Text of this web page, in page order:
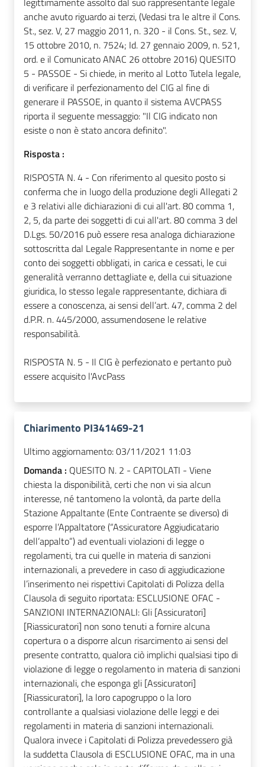
anche avuto riguardo ai terzi, (Vedasi tra le altre il Cons.
St., sez. V, 27 maggio 2011, n. 320 - il Cons. St., sez. V,
15 ottobre 2010, n. 7524; Id. 27 gennaio 2009, n. 521,
ord. e il Comunicato ANAC 26 ottobre 2016) QUESITO
5 - PASSOE - Si chiede, in merito al Lotto Tutela legale,
di verificare il perfezionamento del CIG al fine di
generare il PASSOE, in quanto il sistema AVCPASS
riporta il seguente messaggio: "Il CIG indicato non
esiste o non è stato ancora definito".
Risposta :
RISPOSTA N. 4 - Con riferimento al quesito posto si
conferma che in luogo della produzione degli Allegati 2
e 3 relativi alle dichiarazioni di cui all'art. 80 comma 1,
2, 5, da parte dei soggetti di cui all'art. 80 comma 3 del
D.Lgs. 50/2016 può essere resa analoga dichiarazione
sottoscritta dal Legale Rappresentante in nome e per
conto dei soggetti obbligati, in carica e cessati, le cui
generalità verranno dettagliate e, della cui situazione
giuridica, lo stesso legale rappresentante, dichiara di
essere a conoscenza, ai sensi dell’art. 47, comma 2 del
d.P.R. n. 445/2000, assumendosene le relative
responsabilità.
RISPOSTA N. 5 - Il CIG è perfezionato e pertanto può
essere acquisito l'AvcPass
Chiarimento PI341469-21
Ultimo aggiornamento:03/11/2021 11:03
Domanda : QUESITO N. 2 - CAPITOLATI - Viene
chiesta la disponibilità, certi che non vi sia alcun
interesse, né tantomeno la volontà, da parte della
Stazione Appaltante (Ente Contraente se diverso) di
esporre l’Appaltatore (“Assicuratore Aggiudicatario
dell’appalto”) ad eventuali violazioni di legge o
regolamenti, tra cui quelle in materia di sanzioni
internazionali, a prevedere in caso di aggiudicazione
l’inserimento nei rispettivi Capitolati di Polizza della
Clausola di seguito riportata: ESCLUSIONE OFAC -
SANZIONI INTERNAZIONALI: Gli [Assicuratori]
[Riassicuratori] non sono tenuti a fornire alcuna
copertura o a disporre alcun risarcimento ai sensi del
presente contratto, qualora ciò implichi qualsiasi tipo di
violazione di legge o regolamento in materia di sanzioni
internazionali, che esponga gli [Assicuratori]
[Riassicuratori], la loro capogruppo o la loro
controllante a qualsiasi violazione delle leggi e dei
regolamenti in materia di sanzioni internazionali.
Qualora invece i Capitolati di Polizza prevedessero già
la suddetta Clausola di ESCLUSIONE OFAC, ma in una